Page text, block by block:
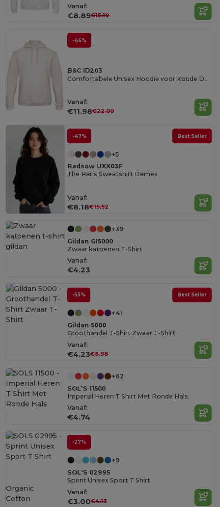
Vanaf:
€8.89€15.10
-46%
B&C ID203
Comfortabele Unisex Hoodie voor Koude Dagen
Vanaf:
€11.98€22.00
-47% Best Seller
+5
Radsow UXX03F
The Paris Sweatshirt Dames
Vanaf:
€8.18€15.52
+39
Gildan GI5000
Zwaar katoenen T-Shirt
Vanaf:
€4.23
-53% Best Seller
+41
Gildan 5000
Groothandel T-Shirt Zwaar T-Shirt
Vanaf:
€4.23€8.98
+62
SOL'S 11500
Imperial Heren T Shirt Met Ronde Hals
Vanaf:
€4.74
-27%
+9
SOL'S 02995
Sprint Unisex Sport T Shirt
Vanaf:
€3.00€4.13
Organic
Cotton